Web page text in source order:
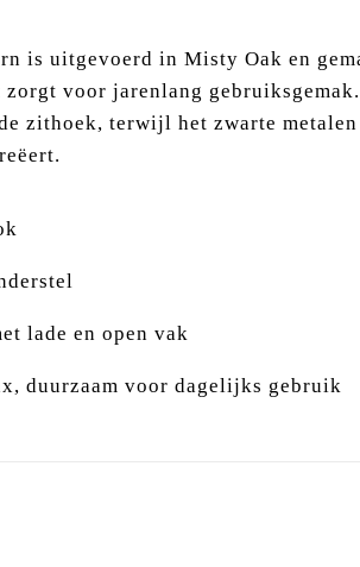
is uitgevoerd in Misty Oak en
voor jarenlang
zithoek, terwijl het zwarte
lade en open vak
duurzaam voor dagelijks gebruik